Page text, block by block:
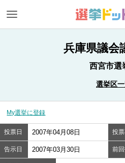
兵庫県議会
西宮市選
選挙区
My選挙に登録
投票日 2007年04月08日 投
告示日 2007年03月30日 前